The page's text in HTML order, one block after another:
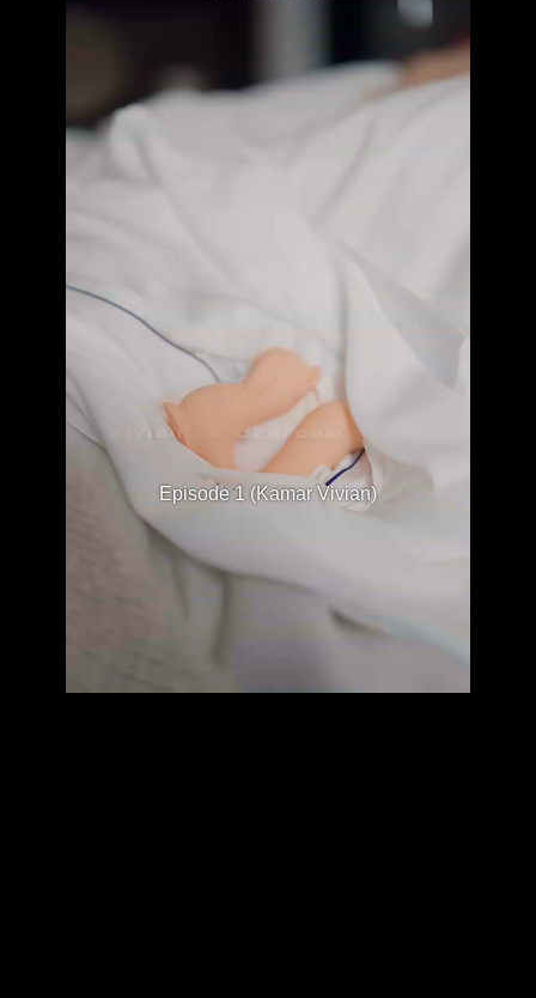
Episode 1 (Kamar Vivian)